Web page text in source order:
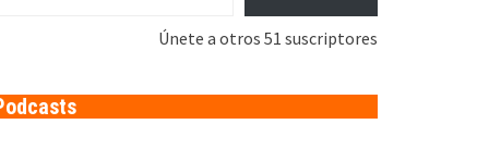
Únete a otros 51 suscriptores